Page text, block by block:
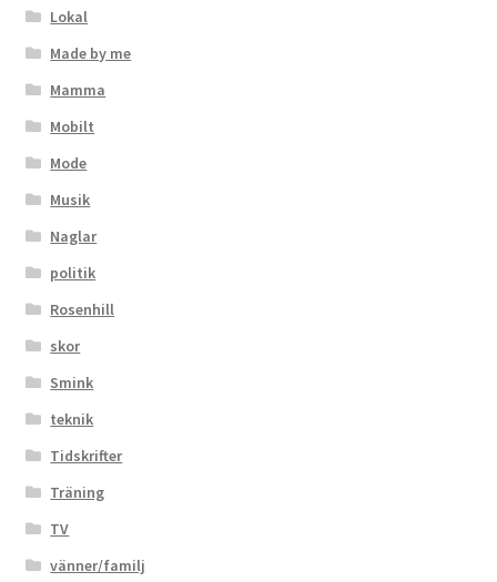
Lokal
Made by me
Mamma
Mobilt
Mode
Musik
Naglar
politik
Rosenhill
skor
Smink
teknik
Tidskrifter
Träning
TV
vänner/familj